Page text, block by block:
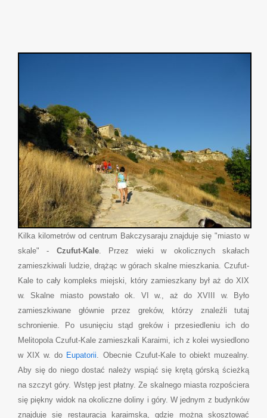
Kilka kilometrów od centrum Bakczysaraju znajduje się "miasto w
skale" - Czufut-Kale. Przez wieki w okolicznych skałach
zamieszkiwali ludzie, drążąc w górach skalne mieszkania. Czufut-
Kale to cały kompleks miejski, który zamieszkany był aż do XIX
w. Skalne miasto powstało ok. VI w., aż do XVIII w. Było
zamieszkiwane głównie przez greków, którzy znaleźli tutaj
schronienie. Po usunięciu stąd greków i przesiedleniu ich do
Melitopola Czufut-Kale zamieszkali Karaimi, ich z kolei wysiedlono
w XIX w. do Eupatorii . Obecnie Czufut-Kale to obiekt muzealny.
Aby się do niego dostać należy wspiąć się krętą górską ścieżką
na szczyt góry. Wstęp jest płatny. Ze skalnego miasta rozpościera
się piękny widok na okoliczne doliny i góry. W jednym z budynków
znajduje się restauracja karaimska, gdzie można skosztować